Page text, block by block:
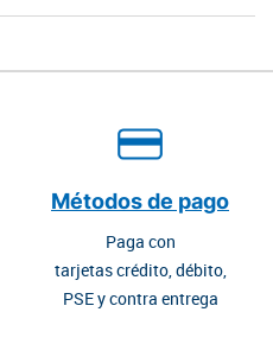
Métodos de pago
Paga con
tarjetas crédito, débito,
PSE y contra entrega